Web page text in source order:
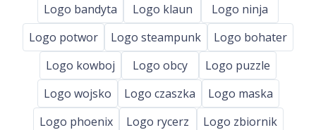
Logo bandyta Logo klaun
Logo ninja
Logo potwor
Logo steampunk
Logo bohater
Logo kowboj
Logo obcy
Logo puzzle
Logo wojsko
Logo czaszka
Logo maska
Logo phoenix
Logo rycerz
Logo zbiornik